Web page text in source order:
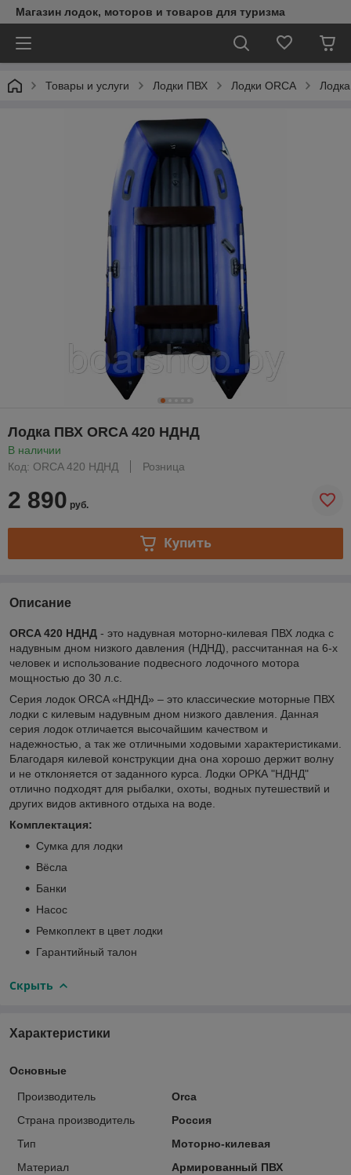
Магазин лодок, моторов и товаров для туризма
Товары и услуги Лодки ПВХ Лодки ORCA
Лодка ПВХ ORCA 420 НДНД
В наличии
Код: ORCA 420 НДНД
Розница
2 890 руб.
Купить
Описание
ORCA 420 НДНД - это надувная моторно-килевая ПВХ лодка с
надувным дном низкого давления (НДНД), рассчитанная на 6-х
человек и использование подвесного лодочного мотора
мощностью до 30 л.с.
Серия лодок ORCA «НДНД» – это классические моторные ПВХ
лодки с килевым надувным дном низкого давления. Данная
серия лодок отличается высочайшим качеством и
надежностью, а так же отличными ходовыми характеристиками.
Благодаря килевой конструкции дна она хорошо держит волну
и не отклоняется от заданного курса. Лодки ОРКА "НДНД"
отлично подходят для рыбалки, охоты, водных путешествий и
других видов активного отдыха на воде.
Комплектация:
Сумка для лодки
Вёсла
Банки
Насос
Ремкоплект в цвет лодки
Гарантийный талон
Скрыть
Характеристики
Основные
Производитель
Orca
Страна производитель
Россия
Тип
Моторно-килевая
Материал
Армированный ПВХ